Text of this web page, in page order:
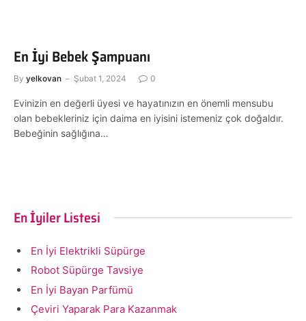
En İyi Bebek Şampuanı
By yelkovan Şubat 1, 2024 0
Evinizin en değerli üyesi ve hayatınızın en önemli mensubu
olan bebekleriniz için daima en iyisini istemeniz çok doğaldır.
Bebeğinin sağlığına…
En İyiler Listesi
En İyi Elektrikli Süpürge
Robot Süpürge Tavsiye
En İyi Bayan Parfümü
Çeviri Yaparak Para Kazanmak